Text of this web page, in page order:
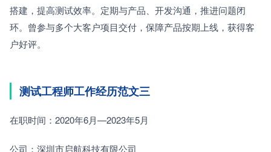
搭建，提高测试效率。定期与产品、开发沟通，推进问题闭
环。曾参与多个大客户项目交付，保障产品按期上线，获得客
户好评。
测试工程师工作经历范文三
在职时间：2020年6月—2023年5月
公司：深圳市启航科技有限公司